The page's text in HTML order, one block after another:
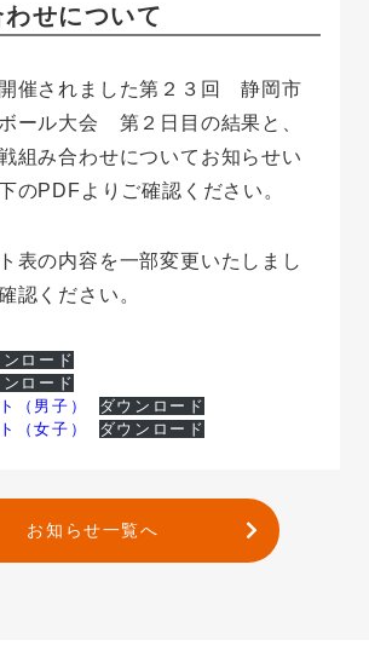
わせについて
催されました第２３回 静岡市
ール大会 第２日目の結果と、
組み合わせについてお知らせい
のPDFよりご確認ください。
表の内容を一部変更いたしまし
認ください。
ンロード
ンロード
（男子）
ダウンロード
（女子）
ダウンロード
お知らせ一覧へ